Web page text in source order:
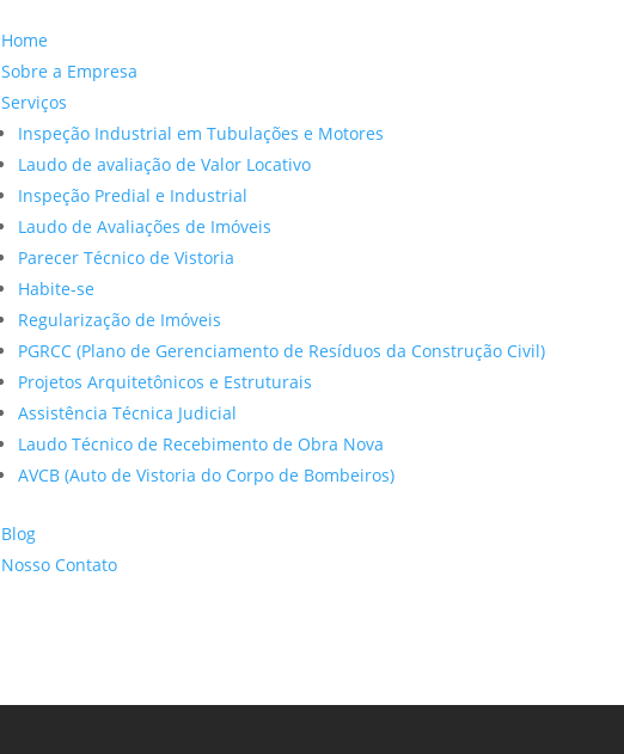
Home
Sobre a Empresa
Serviços
Inspeção Industrial em Tubulações e Motores
Laudo de avaliação de Valor Locativo
Inspeção Predial e Industrial
Laudo de Avaliações de Imóveis
Parecer Técnico de Vistoria
Habite-se
Regularização de Imóveis
PGRCC (Plano de Gerenciamento de Resíduos da Construção Civil)
Projetos Arquitetônicos e Estruturais
Assistência Técnica Judicial
Laudo Técnico de Recebimento de Obra Nova
AVCB (Auto de Vistoria do Corpo de Bombeiros)
Blog
Nosso Contato